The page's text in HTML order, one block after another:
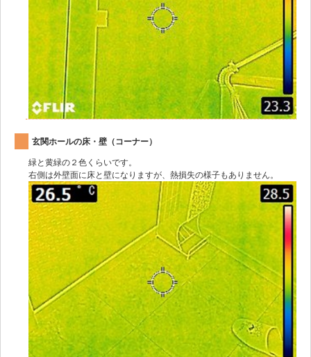
玄関ホールの床・壁（コーナー）
緑と黄緑の２色くらいです。
右側は外壁面に床と壁になりますが、熱損失の様子もありません。